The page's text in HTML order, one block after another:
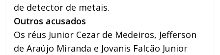
de detector de metais.
Outros acusados
Os réus Junior Cezar de Medeiros, Jefferson
de Araújo Miranda e Jovanis Falcão Junior